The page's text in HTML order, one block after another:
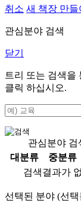
취소 새 책장 만들
관심분야 검색
닫기
트리 또는 검색을
클릭 하십시오.
관심분야 검
대분류
중분류
검색결과가
선택된 분야 (선